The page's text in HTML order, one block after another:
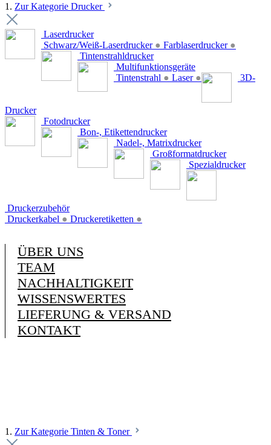
1. Zur Kategorie Drucker
Laserdrucker
Schwarz/Weiß-Laserdrucker ● Farblaserdrucker ●
Tintenstrahldrucker
Multifunktionsgeräte
Tintenstrahl ● Laser ● 3D-
Drucker
Fotodrucker
Bon-, Etikettendrucker
Nadel-, Matrixdrucker
Großformatdrucker
Spezialdrucker
Druckerzubehör
Druckerkabel ● Druckeretiketten ●
ÜBER UNS
TEAM
NACHHALTIGKEIT
WISSENSWERTES
LIEFERUNG & VERSAND
KONTAKT
1. Zur Kategorie Tinten & Toner